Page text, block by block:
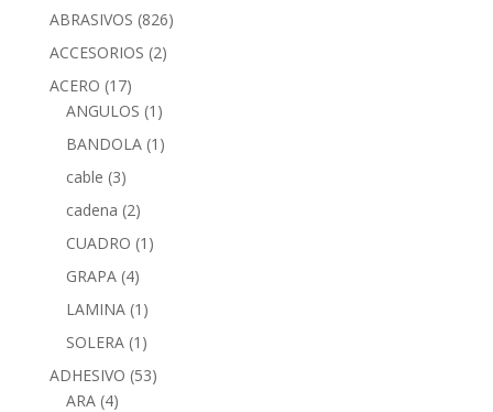
ABRASIVOS (826)
ACCESORIOS (2)
ACERO (17)
ANGULOS (1)
BANDOLA (1)
cable (3)
cadena (2)
CUADRO (1)
GRAPA (4)
LAMINA (1)
SOLERA (1)
ADHESIVO (53)
ARA (4)